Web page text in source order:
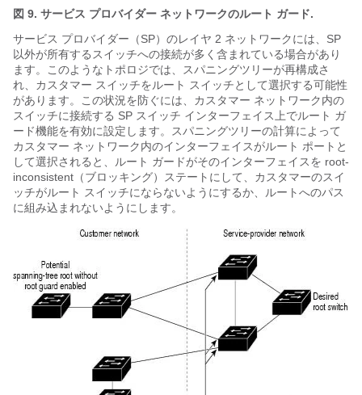
図 9. サービス プロバイダー ネットワークのルート ガード.
サービス プロバイダー（SP）のレイヤ 2 ネットワークには、SP
以外が所有するスイッチへの接続が多く含まれている場合があり
ます。このようなトポロジでは、スパニングツリーが再構成さ
れ、カスタマー スイッチをルート スイッチとして選択する可能性
があります。この状況を防ぐには、カスタマー ネットワーク内の
スイッチに接続する SP スイッチ インターフェイス上でルート ガ
ード機能を有効に設定します。スパニングツリーの計算によって
カスタマー ネットワーク内のインターフェイスがルート ポートと
して選択されると、ルート ガードがそのインターフェイスを root-
inconsistent（ブロッキング）ステートにして、カスタマーのスイ
ッチがルート スイッチにならないようにするか、ルートへのパス
に組み込まれないようにします。